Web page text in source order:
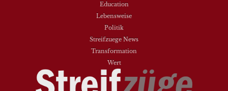
Education
Lebensweise
Politik
Streifzuege News
Transformation
Wert